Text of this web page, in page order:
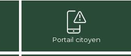
Portail citoyen